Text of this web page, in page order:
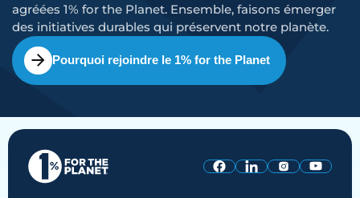
agréées 1% for the Planet. Ensemble, faisons émerger
des initiatives durables qui préservent notre planète.
Pourquoi rejoindre le 1% for the Planet